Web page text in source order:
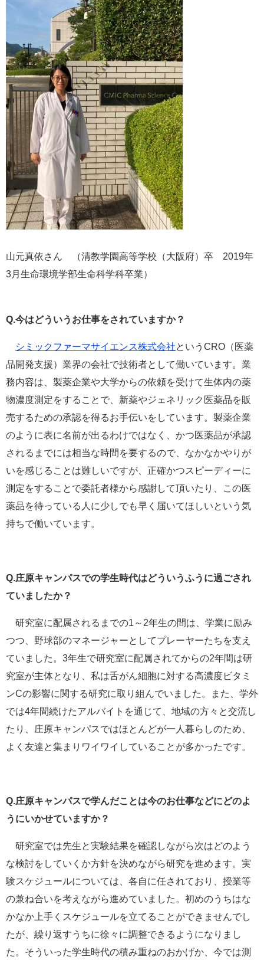
山元真依さん （清教学園高等学校（大阪府）卒 2019年
3月生命環境学部生命科学科卒業）
Q.今はどういうお仕事をされていますか？
シミックファーマサイエンス株式会社というCRO（医薬
品開発支援）業界の会社で技術者として働いています。業
務内容は、製薬企業や大学からの依頼を受けて生体内の薬
物濃度測定をすることで、新薬やジェネリック医薬品を販
売するための承認を得るお手伝いをしています。製薬企業
のように表に名前が出るわけではなく、かつ医薬品が承認
されるまでには相当な時間を要するので、なかなかやりが
いを感じることは難しいですが、正確かつスピーディーに
測定をすることで委託者様から感謝して頂いたり、この医
薬品を待っている人に少しでも早く届いてほしいという気
持ちで働いています。
Q.庄原キャンパスでの学生時代はどういうふうに過ごされ
ていましたか？
研究室に配属されるまでの1～2年生の間は、学業に励み
つつ、野球部のマネージャーとしてプレーヤーたちを支え
ていました。3年生で研究室に配属されてからの2年間は研
究室が主体となり、私は舌がん細胞に対する高濃度ビタミ
ンCの影響に関する研究に取り組んでいました。また、学外
では4年間続けたアルバイトを通じて、地域の方々と交流し
たり、庄原キャンパスではほとんどが一人暮らしのため、
よく友達と集まりワイワイしていることが多かったです。
Q.庄原キャンパスで学んだことは今のお仕事などにどのよ
うにいかせていますか？
研究室では先生と実験結果を確認しながら次はどのよう
な検討をしていくか方針を決めながら研究を進めます。実
験スケジュールについては、各自に任されており、授業等
の兼ね合いを考えながら進めていました。初めのうちはな
かなか上手くスケジュールを立てることができませんでし
たが、繰り返すうちに徐々に調整できるようになりまし
た。そういった学生時代の積み重ねのおかげか、今では測